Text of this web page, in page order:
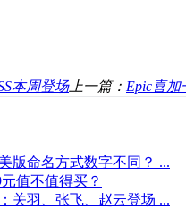
本周登场上一篇： Epic喜加
版命名方式数字不同？ ...
值不值得买？
关羽、张飞、赵云登场 ...